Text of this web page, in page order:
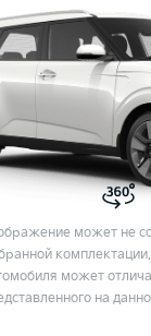
может не
может
на